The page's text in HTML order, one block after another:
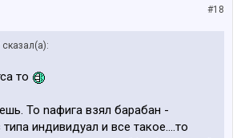
#18
то
То nафига взял барабан -
индивидуал и все такое....то